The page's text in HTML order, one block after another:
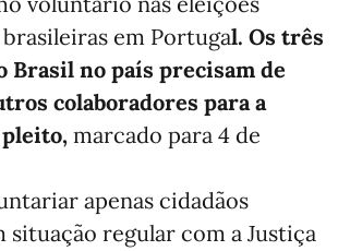
em Portugal. Os três
Brasil no país precisam de
colaboradores para a
pleito, marcado para 4 de
apenas cidadãos
situação regular com a Justiça